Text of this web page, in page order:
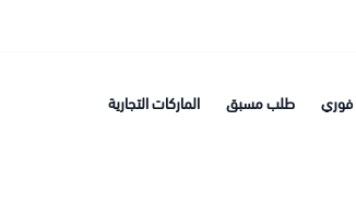
فوري طلب مسبق الماركات التجارية